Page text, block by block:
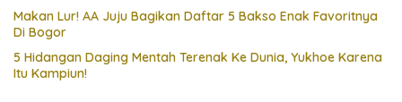
Makan Lur! AA Juju Bagikan Daftar 5 Bakso Enak Favoritnya
Di Bogor
5 Hidangan Daging Mentah Terenak Ke Dunia, Yukhoe Karena
Itu Kampiun!